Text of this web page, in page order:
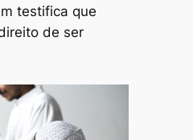
testifica que
de ser